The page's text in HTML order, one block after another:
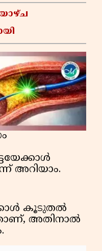
അറിയാം.
കൂടുതൽ
അതിനാൽ